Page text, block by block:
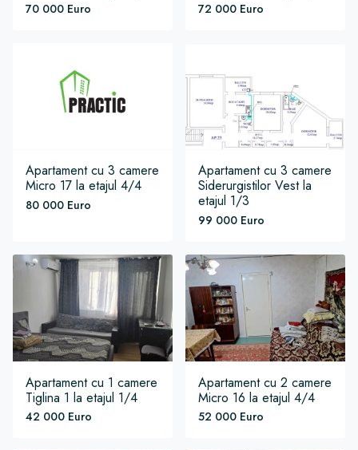
70 000 Euro 72 000 Euro
Apartamentcu 3 camere
Micro 17 la etajul 4/4
80 000 Euro
Apartamentcu 3 camere
Siderurgistilor Vestla
etajul 1/3
99 000 Euro
Apartamentcu 1 camere
Tiglina 1 la etajul 1/4
42 000 Euro
Apartamentcu 2 camere
Micro 16 la etajul 4/4
52 000 Euro